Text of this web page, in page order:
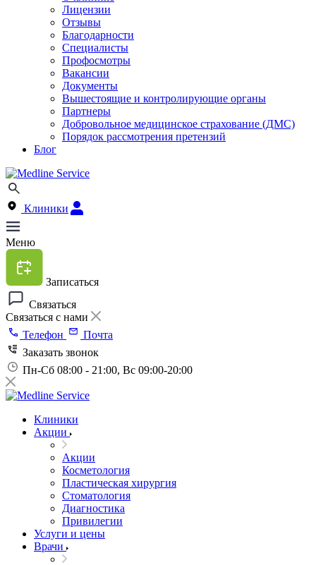
Лицензии
Отзывы
Благодарности
Специалисты
Профосмотры
Вакансии
Документы
Вышестоящие и контролирующие органы
Партнеры
Добровольное медицинское страхование (ДМС)
Порядок рассмотрения претензий
Блог
Клиники
Меню
Записаться
Связаться
Связаться с нами
Телефон
Почта
Заказать звонок
Пн-Сб 08:00 - 21:00, Вс 09:00-20:00
Клиники
Акции
Акции
Косметология
Пластическая хирургия
Стоматология
Диагностика
Привилегии
Услуги и цены
Врачи